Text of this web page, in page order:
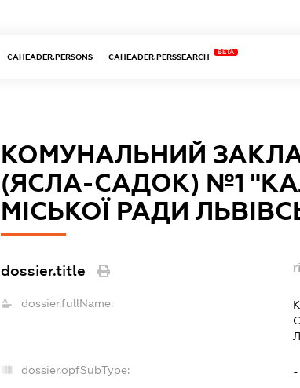
CAHEADER.PERSONS CAHEADER.PERSSEARCH
BETA
КОМУНАЛЬНИЙ
(ЯСЛА-САДОК) №1
МІСЬКОЇ РАДИ
dossier.title
dossier.fullName:
dossier.opfSubType: -